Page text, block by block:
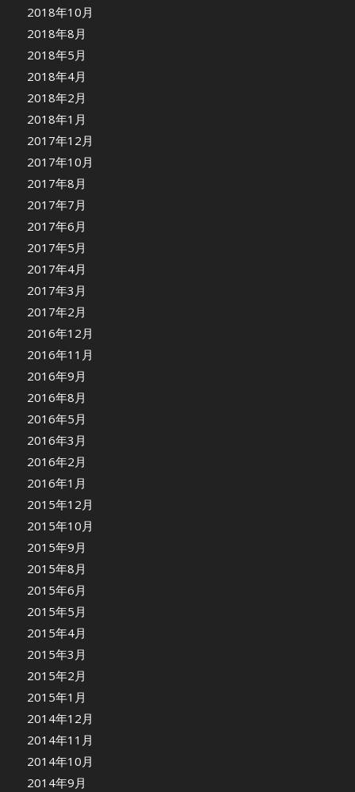
2018年10月
2018年8月
2018年5月
2018年4月
2018年2月
2018年1月
2017年12月
2017年10月
2017年8月
2017年7月
2017年6月
2017年5月
2017年4月
2017年3月
2017年2月
2016年12月
2016年11月
2016年9月
2016年8月
2016年5月
2016年3月
2016年2月
2016年1月
2015年12月
2015年10月
2015年9月
2015年8月
2015年6月
2015年5月
2015年4月
2015年3月
2015年2月
2015年1月
2014年12月
2014年11月
2014年10月
2014年9月